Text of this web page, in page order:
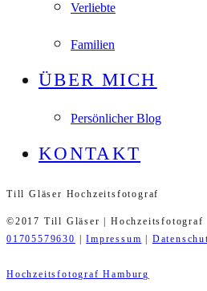
Verliebte
Familien
ÜBER MICH
Persönlicher Blog
KONTAKT
Till Gläser Hochzeitsfotograf
©2017 Till Gläser | Hochzeitsfotograf
01705579630
|Impressum
Hochzeitsfotograf Hamburg